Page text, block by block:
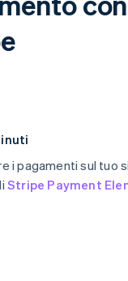
i pagamenti sul tuo
Stripe Payment